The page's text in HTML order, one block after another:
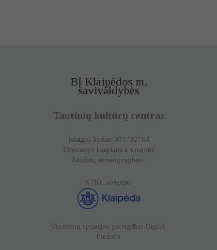
BĮ Klaipėdos m.
savivaldybės
Tautinių kultūrų centras
Įstaigos kodas: 301732764
Duomenys kaupiami ir saugomi
Juridinių asmenų registre.
KTKC steigėjas:
Duomenų apsaugos pareigūnas Digital
Partners